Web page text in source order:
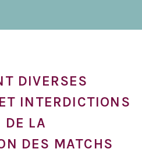
DIVERSES
INTERDICTIONS
DE LA
DES MATCHS